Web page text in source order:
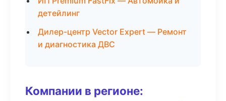
детейлинг
Дилер-центр Vector Expert — Ремонт
и диагностика ДВС
Компании в регионе: